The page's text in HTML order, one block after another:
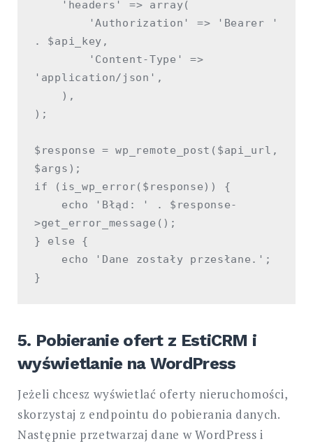
. $api_key,
'application/json',
);
$response = wp_remote_post($api_url,
$args);
if (is_wp_error($response)) {
>get_error_message();
} else {
5. Pobieranie ofert z EstiCRM i
wyświetlanie na WordPress
Jeżeli chcesz wyświetlać oferty nieruchomości,
skorzystaj z endpointu do pobierania danych.
Następnie przetwarzaj dane w WordPress i